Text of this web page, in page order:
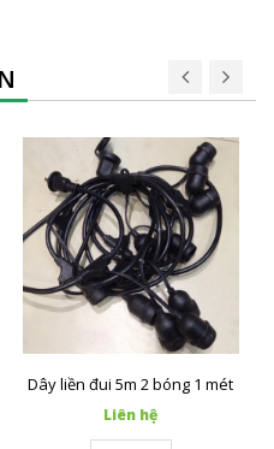
Dây liền đui 5m 2 bóng 1 mét
Liên hệ